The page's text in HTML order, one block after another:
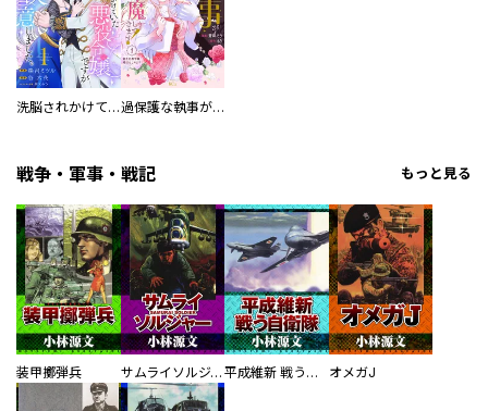
洗脳されかけていた悪役令嬢ですが家出を決意しました。【電子単行本版／特典おまけ付き】 過保護な執事が私の婚活を邪魔してきます！ 分冊版
戦争・軍事・戦記 もっと見る
装甲擲弾兵 サムライソルジャー SAMURAI SOLDIER 平成維新 戦う自衛隊 オメガJ